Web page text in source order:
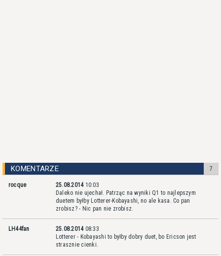
KOMENTARZE 7
rocque 25.08.2014 10:03
Daleko nie ujechał. Patrząc na wyniki Q1 to najlepszym
duetem byłby Lotterer-Kobayashi, no ale kasa. Co pan
zrobisz? - Nic pan nie zrobisz.
LH44fan 25.08.2014 08:33
Lotterer - Kobayashi to byłby dobry duet, bo Ericson jest
strasznie cienki.